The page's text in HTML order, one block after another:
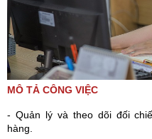
MÔ TẢ CÔNG VIỆC
- Quản lý và theo dõi đối
hàng.